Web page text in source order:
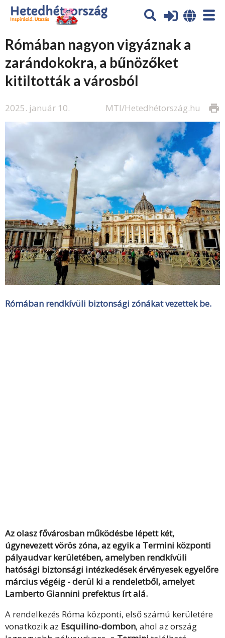
Rómában nagyon vigyáznak a
zarándokokra, a bűnözőket
kitiltották a városból
2025. január 10. print
MTI/Hetedhétország.hu
Rómában rendkívüli biztonsági zónákat vezettek be.
Az olasz fővárosban működésbe lépett két,
úgynevezett vörös zóna, az egyik a Termini központi
pályaudvar kerületében, amelyben rendkívüli
hatósági biztonsági intézkedések érvényesek egyelőre
március végéig - derül ki a rendeletből, amelyet
Lamberto Giannini prefektus írt alá.
A rendelkezés Róma központi, első számú kerületére
vonatkozik az Esquilino-dombon, ahol az ország